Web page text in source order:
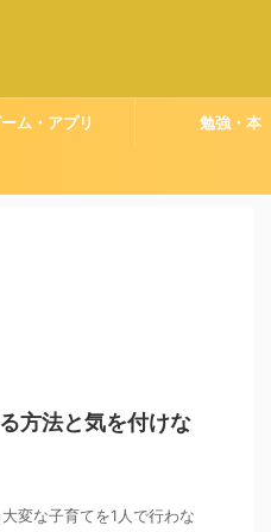
ム・アプリ 勉強・本
方法と気を付けな
変な子育てを1人で行わな